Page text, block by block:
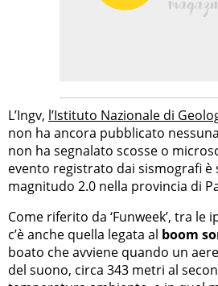
L’Ingv, l’Istituto Nazionale di
non ha ancora pubblicato
non ha segnalato scosse o
evento registrato dai sismografi è
magnitudo 2.0 nella provincia di
Come riferito da ‘Funweek’, tra
c’è anche quella legata al boom
boato che avviene quando un
del suono, circa 343 metri al